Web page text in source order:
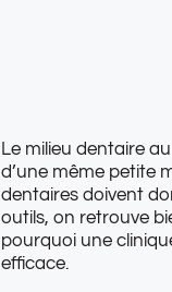
Le milieu dentaire
d’une même petite
dentaires doivent
outils, on retrouve
pourquoi une
efficace.